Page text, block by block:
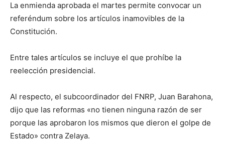
La enmienda aprobada el martes permite convocar un
referéndum sobre los artículos inamovibles de la
Constitución.
Entre tales artículos se incluye el que prohíbe la
reelección presidencial.
Al respecto, el subcoordinador del FNRP, Juan Barahona,
dijo que las reformas «no tienen ninguna razón de ser
porque las aprobaron los mismos que dieron el golpe de
Estado» contra Zelaya.